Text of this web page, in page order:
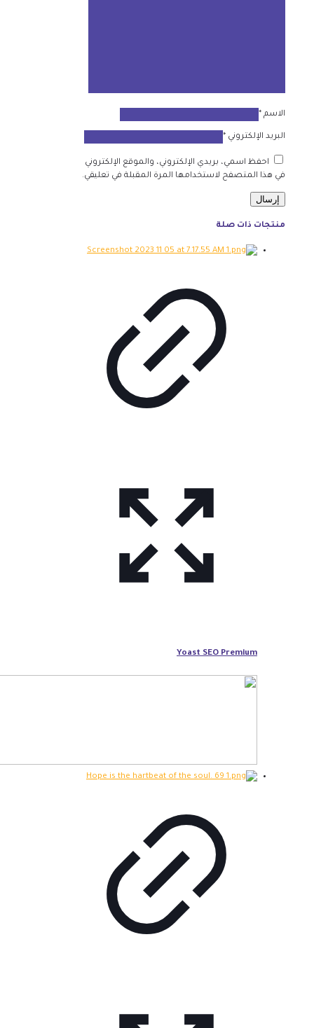
الاسم *
البريد الإلكتروني *
احفظ اسمي، بريدي الإلكتروني، والموقع الإلكتروني
في هذا المتصفح لاستخدامها المرة المقبلة في تعليقي.
منتجات ذات صلة
Yoast SEO Premium